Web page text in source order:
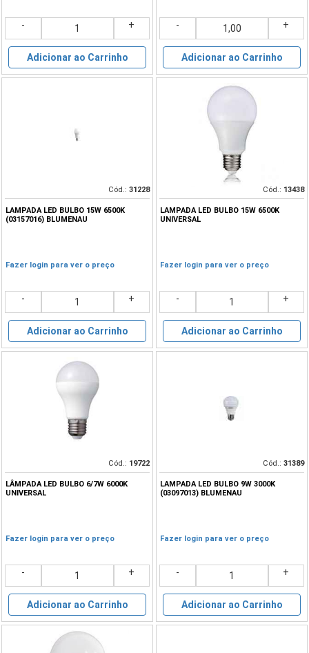
- +
Adicionar ao Carrinho
- +
Adicionar ao Carrinho
Cód.: 31228
LAMPADA LED BULBO 15W 6500K
(03157016) BLUMENAU
Fazer login para ver o preço
- +
Adicionar ao Carrinho
Cód.: 13438
LAMPADA LED BULBO 15W 6500K
UNIVERSAL
Fazer login para ver o preço
- +
Adicionar ao Carrinho
Cód.: 19722
LÂMPADA LED BULBO 6/7W 6000K
UNIVERSAL
Fazer login para ver o preço
- +
Adicionar ao Carrinho
Cód.: 31389
LAMPADA LED BULBO 9W 3000K
(03097013) BLUMENAU
Fazer login para ver o preço
- +
Adicionar ao Carrinho